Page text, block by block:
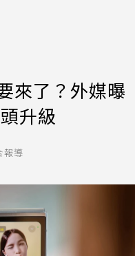
來了？外媒曝
升級
報導